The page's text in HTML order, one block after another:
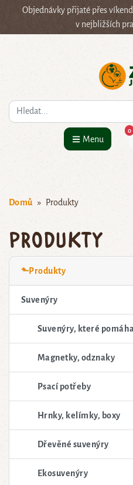
Objednávky přijaté přes
v nejbližších
Co hledáte?
Menu
0
Domů Produkty
Produkty
⬑Produkty
Suvenýry
Suvenýry, které
Magnetky, odznaky
Psací potřeby
Hrnky, kelímky, boxy
Dřevěné suvenýry
Ekosuvenýry